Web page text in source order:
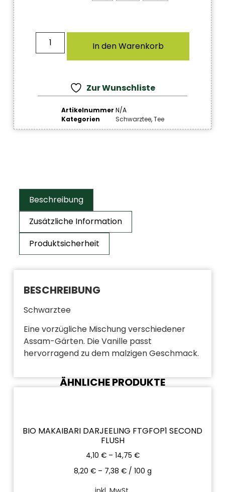
In den Warenkorb
Zur Wunschliste
Artikelnummer N/A
Kategorien
Schwarztee,Tee
Beschreibung
Zusätzliche Information
Produktsicherheit
BESCHREIBUNG
Schwarztee
Eine vorzügliche Mischung verschiedener
Assam-Gärten. Die Vanille passt
hervorragend zu dem malzigen Geschmack.
ÄHNLICHE PRODUKTE
BIO MAKAIBARI DARJEELING FTGFOP1 SECOND
FLUSH
4,10 €– 14,75 €
8,20 €– 7,38 €/ 100 g